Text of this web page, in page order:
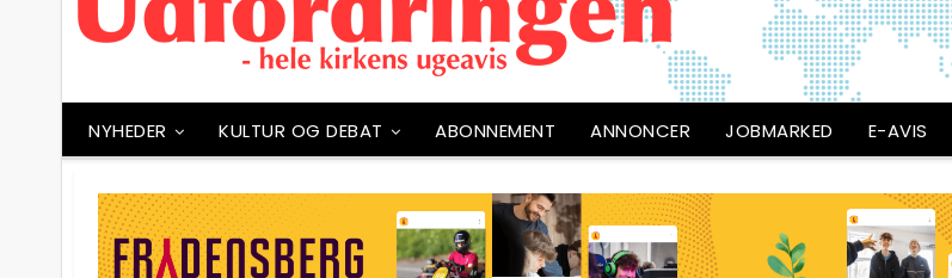
NYHEDER KULTUR OG DEBAT ABONNEMENT ANNONCER JOBMARKED E-AVIS